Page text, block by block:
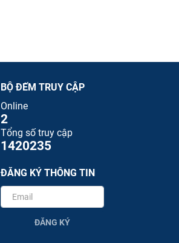
BỘ ĐẾM TRUY CẬP
Online
2
Tổng số truy cập
1420235
ĐĂNG KÝ THÔNG TIN
ĐĂNG KÝ